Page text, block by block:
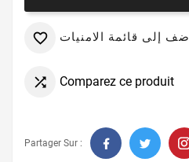
 أضف إلى قائمة الامنيات
 Comparez ce produit
Partager Sur :